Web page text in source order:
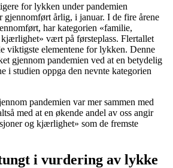
for lykken under pandemien
gjennomført årlig, i januar. I de fire årene
har kategorien «familie,
vært på førsteplass. Flertallet
viktigste elementene for lykken. Denne
gjennom pandemien ved at en betydelig
i studien oppga den nevnte kategorien
pandemien var mer sammen med
med at en økende andel av oss angir
og kjærlighet» som de fremste
i vurdering av lykke